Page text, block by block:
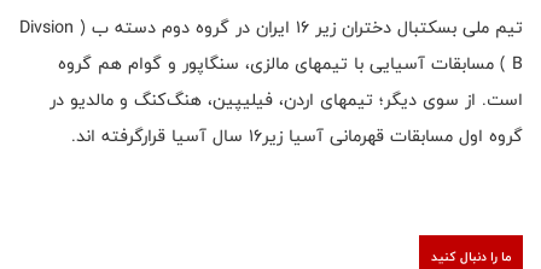
تیم ملی بسکتبال دختران زیر ۱۶ ایران در گروه دوم دسته ب ( Divsion
B ) مسابقات آسیایی با تیمهای مالزی، سنگاپور و گوام هم گروه
است. از سوی دیگر؛ تیمهای اردن، فیلیپین، هنگ‌کنگ و مالدیو در
گروه اول مسابقات قهرمانی آسیا زیر۱۶ سال آسیا قرارگرفته اند.
ما را دنبال کنید